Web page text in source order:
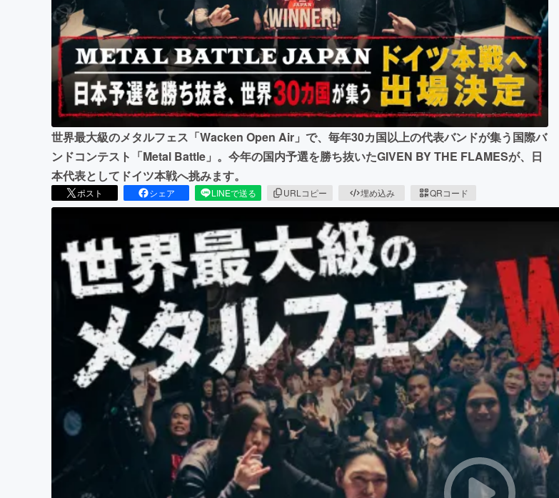
CAMPFIRE for Social GoodCAMPFIRE
CAMPFIREふるさと納税machi-ya コミュ
世界最大級のメタルフェス「Wacken Open Air」で、毎年30カ国以上の代表バンドが集う国際バ
ンドコンテスト「Metal Battle」。今年の国内予選を勝ち抜いたGIVEN BY THE FLAMESが、日
本代表としてドイツ本戦へ挑みます。
ポスト シェア LINEで送る URLコピー 埋め込み QRコード